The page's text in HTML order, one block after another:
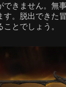
できません。無
す。脱出できた
ことでしょう。